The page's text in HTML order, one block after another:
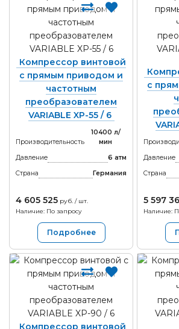
Компрессор винтовой
с прямым приводом и
частотным
преобразователем
VARIABLE XP-55 / 6
Производительность
10400 л/
мин
Давление
6 атм
Страна
Германия
4 605 525 руб. / шт.
Наличие: По запросу
Подробнее
с
Давление
Страна
5 597
Наличие:
Компрессор винтовой